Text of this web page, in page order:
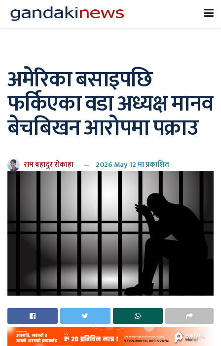
अमेरिका बसाइपछि
फर्किएका वडा अध्यक्ष मानव
बेचबिखन आरोपमा पक्राउ
राम बहादुर रोकाहा 2026 May 12 मा प्रकाशित